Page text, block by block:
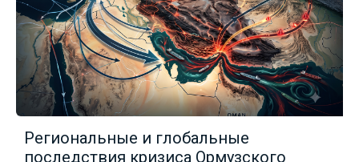
Региональные и глобальные
последствия кризиса Ормузского